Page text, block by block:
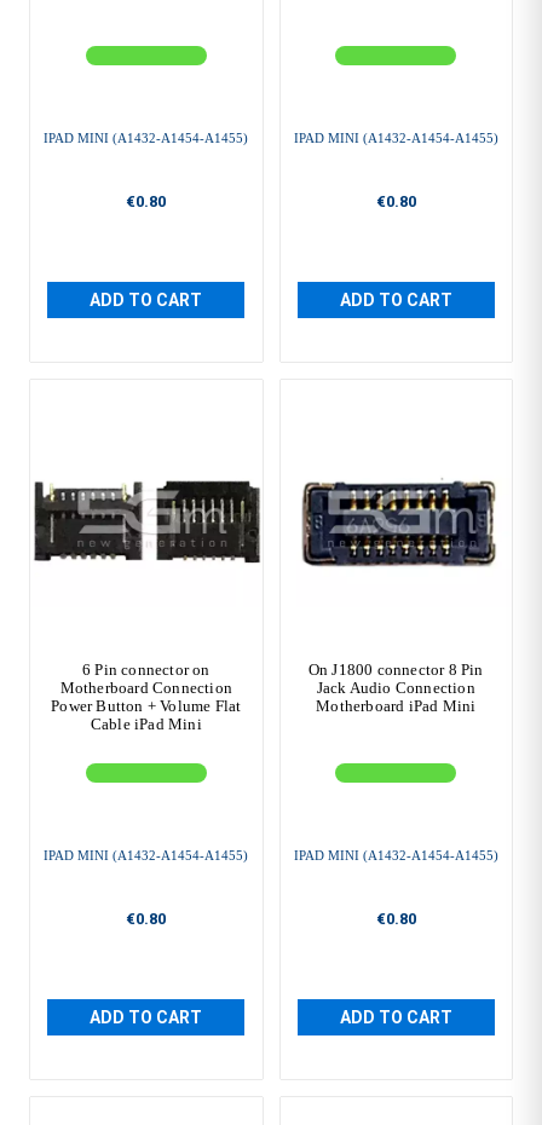
IPAD MINI (A1432-A1454-A1455)
€0.80
ADD TO CART
IPAD MINI (A1432-A1454-A1455)
€0.80
ADD TO CART
6 Pin connector on
Motherboard Connection
Power Button + Volume Flat
Cable iPad Mini
IPAD MINI (A1432-A1454-A1455)
€0.80
ADD TO CART
On J1800 connector 8 Pin
Jack Audio Connection
Motherboard iPad Mini
IPAD MINI (A1432-A1454-A1455)
€0.80
ADD TO CART